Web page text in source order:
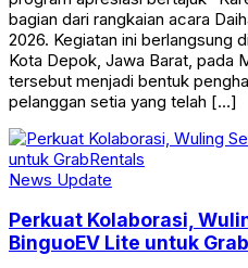
bagian dari rangkaian acara
2026. Kegiatan ini berlangsung
Kota Depok, Jawa Barat, pada
tersebut menjadi bentuk
pelanggan setia yang telah […]
News Update
Perkuat Kolaborasi,
BinguoEV Lite untuk